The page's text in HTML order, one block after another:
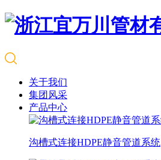
关于我们
集团风采
产品中心
沟槽式连接HDPE静音管道系统